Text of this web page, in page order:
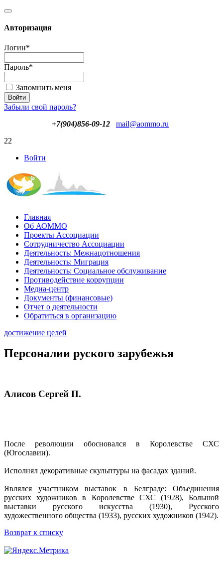
Авторизация
Логин*
Пароль*
Запомнить меня
Забыли свой пароль?
+7(904)856-09-12
mail@aommo.ru
22
Войти
Главная
Об АОММО
Проекты Ассоциации
Сотрудничество Ассоциации
Деятельность: Межнацотношения
Деятельность: Миграция
Деятельность: Социальное обслуживание
Противодействие коррупции
Медиа-центр
Документы (финансовые)
Отчет о деятельности
Обратиться в организацию
достижение целей
Персоналии руского зарубежья
Алисов Сергей П.
После революции обосновался в Королевстве СХС
(Югославии).
Исполнял декоративные скульптуры на фасадах зданий.
Являлся участником выставок в Белграде: Объединения
русских художников в Королевстве СХС (1928), Большой
выставки русского искусства (1930), Русского
художественного общества (1933), русских художников (1942).
Возврат к списку